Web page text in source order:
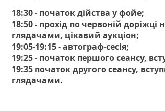
18:30 - початок дійства у фойе;
18:50 - прохід по червоній доріжці
глядачами, цікавий аукціон;
19:05-19:15 - автограф-сесія;
19:25 - початок першого сеансу,
19:35 початок другого сеансу,
глядачами.